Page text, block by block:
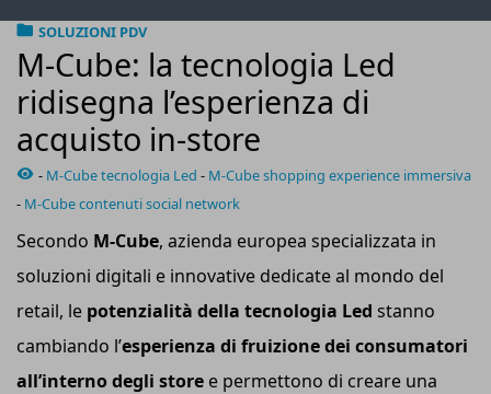
SOLUZIONI PDV
M-Cube: la tecnologia Led
ridisegna l’esperienza di
acquisto in-store
- M-Cube tecnologia Led - M-Cube shopping experience immersiva
- M-Cube contenuti social network
Secondo M-Cube, azienda europea specializzata in
soluzioni digitali e innovative dedicate al mondo del
retail, le potenzialità della tecnologia Led stanno
cambiando l’esperienza di fruizione dei consumatori
all’interno degli store e permettono di creare una